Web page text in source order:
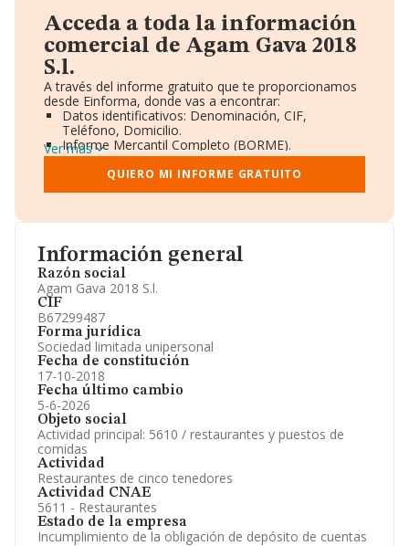
Información general
Razón social
Agam Gava 2018 S.l.
CIF
B67299487
Forma jurídica
Sociedad limitada unipersonal
Fecha de constitución
17-10-2018
Fecha último cambio
5-6-2026
Objeto social
Actividad principal: 5610 / restaurantes y puestos de
comidas
Actividad
Restaurantes de cinco tenedores
Actividad CNAE
5611 - Restaurantes
Estado de la empresa
Incumplimiento de la obligación de depósito de cuentas
Acceda a toda la información
comercial de Agam Gava 2018
S.l.
A través del informe gratuito que te proporcionamos
desde Einforma, donde vas a encontrar:
Datos identificativos: Denominación, CIF,
Teléfono, Domicilio.
Informe Mercantil Completo (BORME).
Gráficos de Evolución Ventas y Empleados.
Consejo de Administración y Administradores.
Directivos y Ejecutivos.
Información oficial y registral complementaria.
Ver más
QUIERO MI INFORME GRATUITO